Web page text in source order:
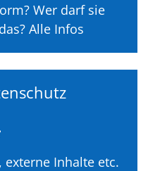
Wer darf sie
Alle Infos
externe Inhalte etc.